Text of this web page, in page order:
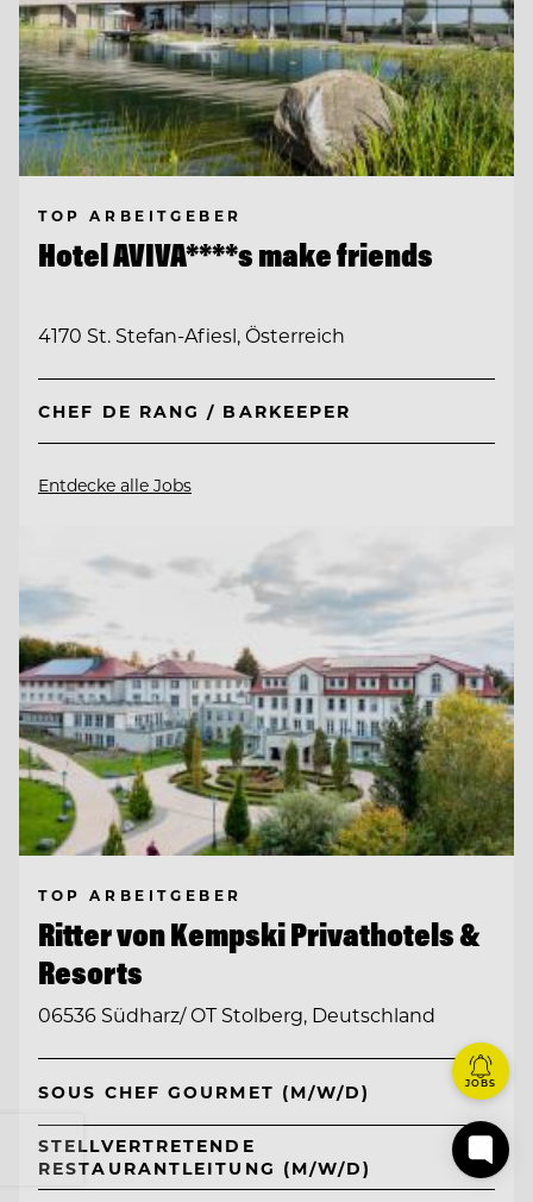
TOP ARBEITGEBER
Hotel AVIVA****s make friends
4170 St. Stefan-Afiesl, Österreich
CHEF DE RANG / BARKEEPER
Entdecke alle Jobs
TOP ARBEITGEBER
Ritter von Kempski Privathotels &
Resorts
06536 Südharz/ OT Stolberg, Deutschland
SOUS CHEF GOURMET (M/W/D)
STELLVERTRETENDE
RESTAURANTLEITUNG (M/W/D)
JOBS